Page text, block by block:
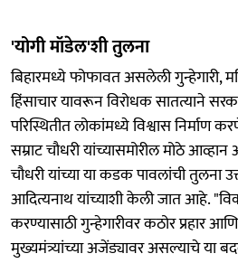
'योगी मॉडेल'शी तुलना
बिहारमध्ये फोफावत असलेली गुन्हेगारी,
हिंसाचार यावरून विरोधक सातत्याने
परिस्थितीत लोकांमध्ये विश्वास निर्माण
सम्राट चौधरी यांच्यासमोरील मोठे
चौधरी यांच्या या कडक पावलांची तुलना
आदित्यनाथ यांच्याशी केली जात आहे.
करण्यासाठी गुन्हेगारीवर कठोर प्रहार
मुख्यमंत्र्यांच्या अजेंड्यावर असल्याचे या